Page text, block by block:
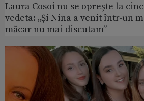
Laura Cosoi nu se oprește la
vedeta: „Și Nina a venit într-un
măcar nu mai discutam”